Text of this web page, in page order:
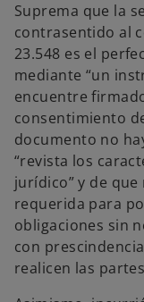
Suprema que la
contrasentido al
23.548 es el
mediante “un
encuentre
consentimiento
documento no
“revista los
jurídico” y de
requerida para
obligaciones sin
con
realicen las